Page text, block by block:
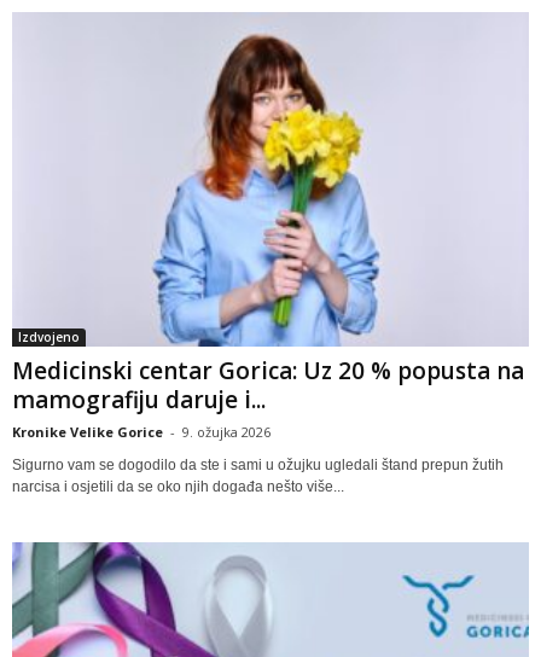
Izdvojeno
Medicinski centar Gorica: Uz 20 % popusta na
mamografiju daruje i...
Kronike Velike Gorice - 9. ožujka 2026
Sigurno vam se dogodilo da ste i sami u ožujku ugledali štand prepun žutih
narcisa i osjetili da se oko njih događa nešto više...